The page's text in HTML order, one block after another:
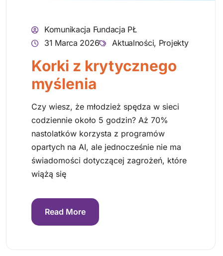
Komunikacja Fundacja PŁ
31 Marca 2026
Aktualności, Projekty
Korki z krytycznego
myślenia
Czy wiesz, że młodzież spędza w sieci
codziennie około 5 godzin? Aż 70%
nastolatków korzysta z programów
opartych na AI, ale jednocześnie nie ma
świadomości dotyczącej zagrożeń, które
wiążą się
Read More